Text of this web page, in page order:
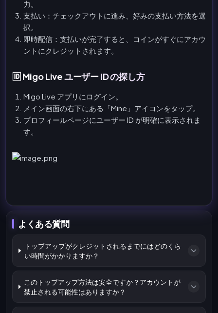
力。
支払い：チェックアウトに進み、好みの支払い方法を選
択。
即時配信：支払いが完了すると、コインがすぐにアカウ
ントにクレジットされます。
🆔 Migo Live ユーザー ID の探し方
Migo Live アプリにログイン。
メイン画面の右下にある「Mine」アイコンをタップ。
プロフィールページにユーザー ID が明確に表示されま
す。
よくある質問
トップアップがクレジットされるまでにはどのくら
い時間がかかりますか？
このトップアップ方法は安全ですか？アカウントが
禁止される可能性はありますか？